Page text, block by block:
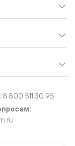
8 800 511 30 95